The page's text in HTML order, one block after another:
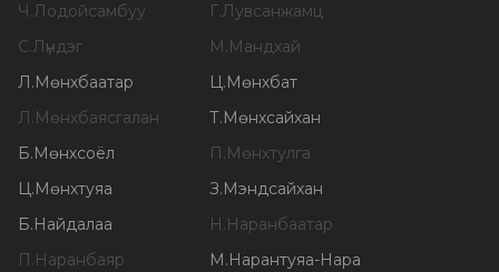
Ч.Лодойсамбуу Г.Лувсанжамц
С.Лүндэг М.Мандхай
Л.Мөнхбаатар Ц.Мөнхбат
Л.Мөнхбаясгалан Т.Мөнхсайхан
Б.Мөнхсоёл П.Мөнхтулга
Ц.Мөнхтуяа З.Мэндсайхан
Б.Найдалаа Н.Наранбаатар
П.Наранбаяр М.Нарантуяа-Нара